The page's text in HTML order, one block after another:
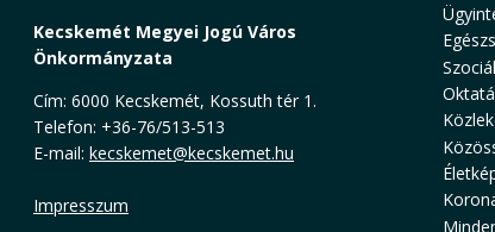
Kecskemét Megyei Jogú Város
Önkormányzata
Cím: 6000 Kecskemét, Kossuth tér 1.
Telefon: +36-76/513-513
E-mail: kecskemet@kecskemet.hu
Impresszum